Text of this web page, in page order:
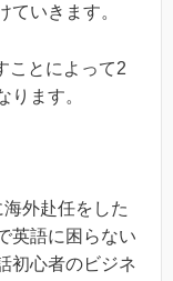
ていきます。
ことによって2
ります。
外赴任をした
英語に困らない
初心者のビジネ